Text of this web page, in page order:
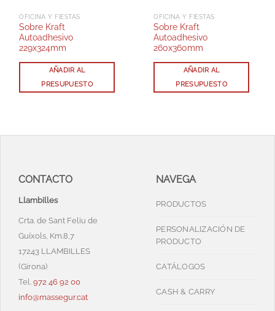
OFICINA Y FIESTAS
Sobre Kraft
Autoadhesivo
229x324mm
AÑADIR AL
PRESUPUESTO
OFICINA Y FIESTAS
Sobre Kraft
Autoadhesivo
260x360mm
AÑADIR AL
PRESUPUESTO
CONTACTO
Llambilles
Crta. de Sant Feliu de
Guíxols, Km.8,7
17243 LLAMBILLES
(Girona)
Tel. 972 46 92 00
info@massegur.cat
NAVEGA
PRODUCTOS
PERSONALIZACIÓN DE
PRODUCTO
CATÁLOGOS
CASH & CARRY